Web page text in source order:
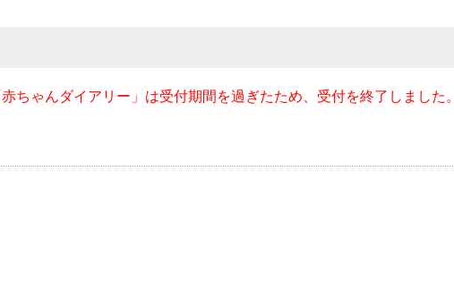
ちゃんダイアリー」は受付期間を過ぎたため、受付を終了しました。